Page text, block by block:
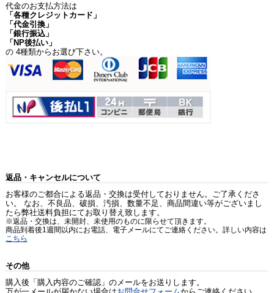
代金のお支払方法は
「各種クレジットカード」
「代金引換」
「銀行振込」
「NP後払い」
の 4種類からお選び下さい。
返品・キャンセルについて
お客様のご都合による返品・交換は受付しておりません。ご了承くださ
い。 なお、不良品、破損、汚損、数量不足、商品間違い等がございまし
たら弊社送料負担にてお取り替え致します。
※返品・交換は、未開封、未使用のものに限らせて頂きます。
商品到着後1週間以内にお電話、電子メールにてご連絡ください。詳しい内容は
こちら
その他
購入後「購入内容のご確認」のメールをお送りします。